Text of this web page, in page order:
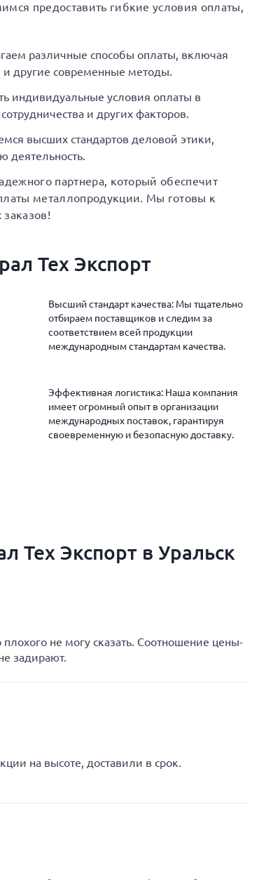
предоставить гибкие условия оплаты,
различные способы оплаты, включая
другие современные методы.
индивидуальные условия оплаты в
и других факторов.
высших стандартов деловой этики,
деятельность.
партнера, который обеспечит
металлопродукции. Мы готовы к
Тех Экспорт
Высший стандарт качества: Мы тщательно
отбираем поставщиков и следим за
соответствием всей продукции
международным стандартам качества.
Эффективная логистика: Наша компания
имеет огромный опыт в организации
международных поставок, гарантируя
своевременную и безопасную доставку.
Тех Экспорт в Уральск
не могу сказать. Соотношение цены-
задирают.
на высоте, доставили в срок.